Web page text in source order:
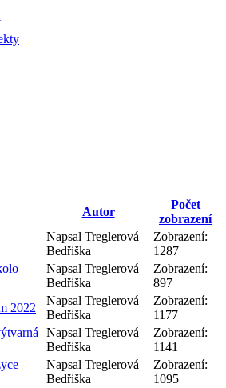
Autor
Počet
zobrazení
Napsal Treglerová
Bedřiška
Zobrazení:
1287
Napsal Treglerová
Bedřiška
Zobrazení:
897
2022
Napsal Treglerová
Bedřiška
Zobrazení:
1177
Napsal Treglerová
Bedřiška
Zobrazení:
1141
Napsal Treglerová
Bedřiška
Zobrazení:
1095